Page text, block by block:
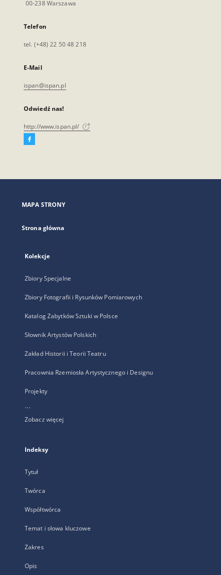
00-238 Warszawa
Telefon
tel. (+48) 22 50 48 218
E-Mail
ispan@ispan.pl
Odwiedź nas!
http://www.ispan.pl/
Facebook
się
karcie
MAPA STRONY
Strona główna
Kolekcje
Zbiory Specjalne
Zbiory Fotografii i Rysunków Pomiarowych
Katalog Zabytków Sztuki w Polsce
Słownik Artystów Polskich
Zakład Historii i Teorii Teatru
Pracownia Rzemiosła Artystycznego i Designu
Projekty
...
Zobacz więcej
Indeksy
Tytuł
Twórca
Współtwórca
Temat i słowa kluczowe
Zakres
Opis